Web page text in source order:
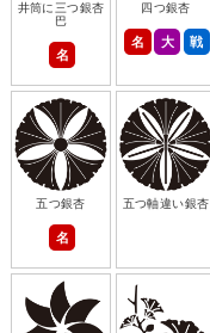
井筒に三つ銀杏
巴
名
四つ銀杏
名 大 戦
五つ銀杏
名
五つ軸違い銀杏